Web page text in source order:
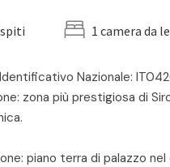
1 camera da
Nazionale:
zona più prestigiosa di
piano terra di palazzo